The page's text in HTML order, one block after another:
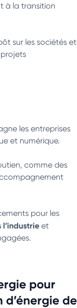
à la transition
sur les sociétés et
les entreprises
et numérique.
comme des
pour les
et
pour
de